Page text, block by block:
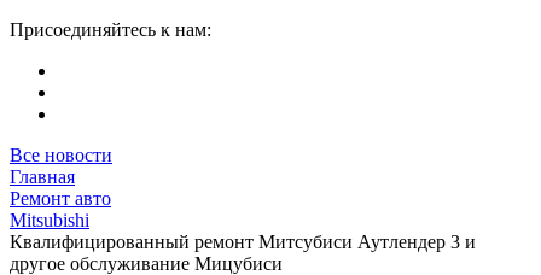
Присоединяйтесь к нам:
Все новости
Главная
Ремонт авто
Mitsubishi
Квалифицированный ремонт Митсубиси Аутлендер 3 и
другое обслуживание Мицубиси